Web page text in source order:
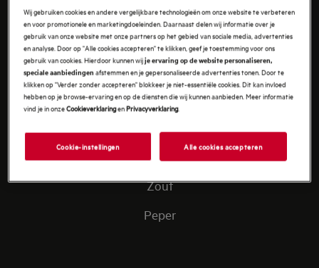
Cayenne peper
Voor de visboullion
1 Tomaat
Zout
Peper
Wij gebruiken cookies en andere vergelijkbare technologieën om onze website te verbeteren
en voor promotionele en marketingdoeleinden. Daarnaast delen wij informatie over je
gebruik van onze website met onze partners op het gebied van sociale media, advertenties
en analyse. Door op "Alle cookies accepteren" te klikken, geef je toestemming voor ons
gebruik van cookies. Hierdoor kunnen wijje ervaring op de website personaliseren,
speciale aanbiedingen afstemmen en je gepersonaliseerde advertenties tonen. Door te
klikken op "Verder zonder accepteren" blokkeer je niet-essentiële cookies. Dit kan invloed
hebben op je browse-ervaring en op de diensten die wij kunnen aanbieden. Meer informatie
vind je in onzeCookieverklaringenPrivacyverklaring.
Cookie-instellingen Alle cookies accepteren